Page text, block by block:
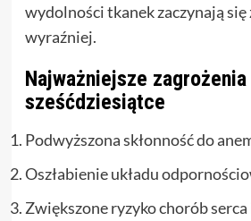
wydolności tkanek zaczynają się
wyraźniej.
Najważniejsze
sześćdziesiątce
Podwyższona skłonność do
Oszłabienie układu
Zwiększone ryzyko chorób